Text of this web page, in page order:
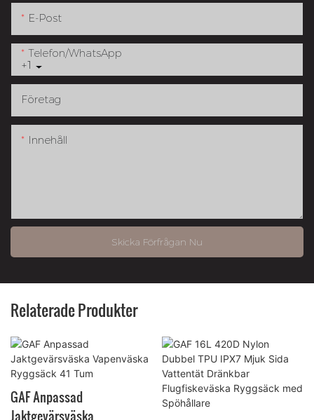
E-Post
+1
Telefon/whatsApp
Företag
Innehåll
Skicka Förfrågan Nu
Relaterade Produkter
GAF Anpassad
Jaktgevärsväska